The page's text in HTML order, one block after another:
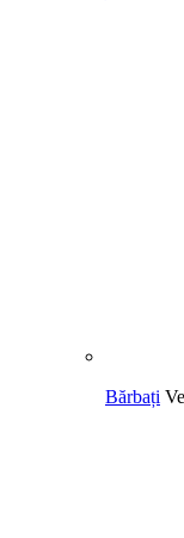
Bărbați